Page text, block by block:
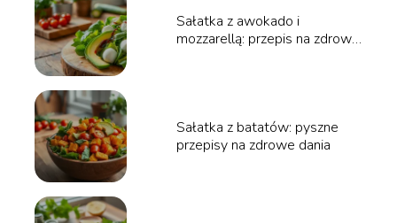
Sałatka z awokado i
mozzarellą: przepis na zdrową
Sałatka z batatów: pyszne
przepisy na zdrowe dania